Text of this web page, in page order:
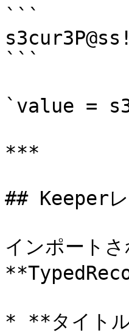
```
s3cur3P@ss!
```
`value =
***
## Keeperレ
インポート
* **タイト